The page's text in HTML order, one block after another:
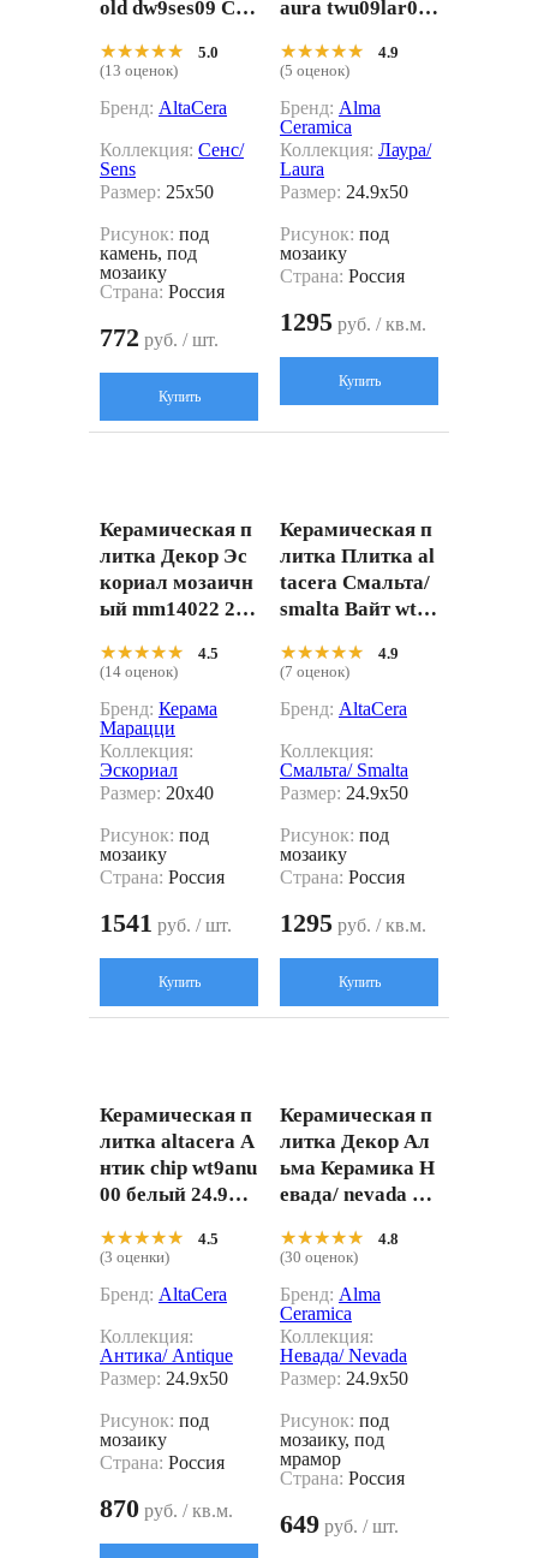
old dw9ses09 Сер
★★★★★
★★★★★
5.0
(13 оценок)
Бренд: AltaCera
Коллекция: Сенс/
Sens
Размер: 25x50
Рисунок: под
камень, под
мозаику
Страна: Россия
772 руб. / шт.
Купить
aura twu09lar01
★★★★★
★★★★★
4.9
(5 оценок)
Бренд: Alma
Ceramica
Коллекция: Лаура/
Laura
Размер: 24.9x50
Рисунок: под
мозаику
Страна: Россия
1295 руб. / кв.м.
Купить
Керамическая п
литка Декор Эс
кориал мозаичн
ый mm14022 20x
★★★★★
★★★★★
4.5
(14 оценок)
Бренд: Керама
Марацци
Коллекция:
Эскориал
Размер: 20x40
Рисунок: под
мозаику
Страна: Россия
1541 руб. / шт.
Купить
Керамическая п
литка Плитка al
tacera Смальта/
smalta Вайт wt9s
x50
★★★★★
★★★★★
4.9
(7 оценок)
Бренд: AltaCera
Коллекция:
Смальта/ Smalta
Размер: 24.9x50
Рисунок: под
мозаику
Страна: Россия
1295 руб. / кв.м.
Купить
Керамическая п
литка altacera А
нтик chip wt9anu
00 белый 24.9x5
★★★★★
★★★★★
4.5
(3 оценки)
Бренд: AltaCera
Коллекция:
Антика/ Antique
Размер: 24.9x50
Рисунок: под
мозаику
Страна: Россия
870 руб. / кв.м.
Керамическая п
литка Декор Ал
ьма Керамика Н
евада/ nevada dw
50
★★★★★
★★★★★
4.8
(30 оценок)
Бренд: Alma
Ceramica
Коллекция:
Невада/ Nevada
Размер: 24.9x50
Рисунок: под
мозаику, под
мрамор
Страна: Россия
649 руб. / шт.